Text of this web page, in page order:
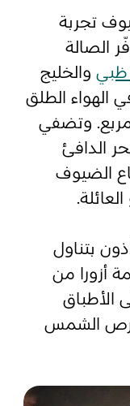
مسارات
رسم خريطة
تجربة
الصالة
ظبيوالخليج
الهواء الطلق
1600 متر مربع. وتضفي
الدافئ
الضيوف
بتناول
أزورا من
الأطباق
قرص الشمس